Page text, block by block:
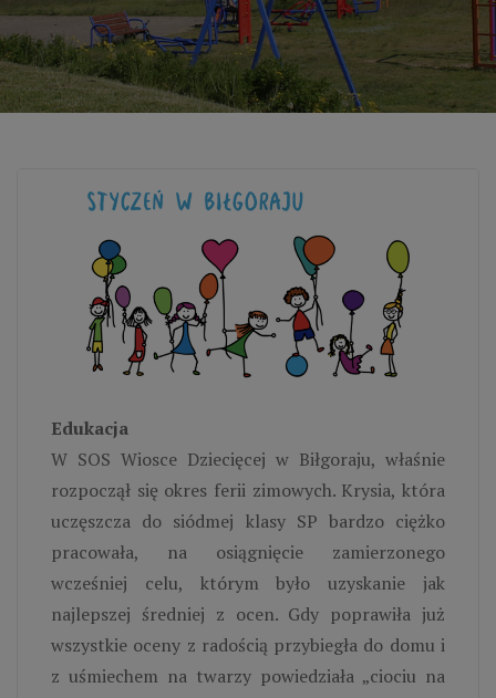
Edukacja
W SOS Wiosce Dziecięcej w Biłgoraju, właśnie
rozpoczął się okres ferii zimowych. Krysia, która
uczęszcza do siódmej klasy SP bardzo ciężko
pracowała, na osiągnięcie zamierzonego
wcześniej celu, którym było uzyskanie jak
najlepszej średniej z ocen. Gdy poprawiła już
wszystkie oceny z radością przybiegła do domu i
z uśmiechem na twarzy powiedziała „ciociu na